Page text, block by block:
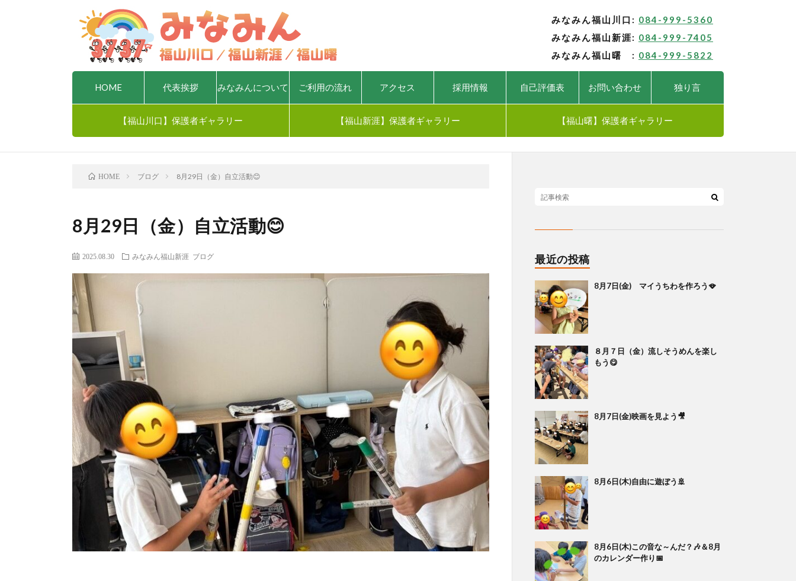
みなみん福山川口: 084-999-5360
みなみん福山新涯: 084-999-7405
みなみん福山曙 : 084-999-5822
HOME 代表挨拶 みなみんについて ご利用の流れ アクセス 採用情報 自己評価表 お問い合わせ 独り言
【福山川口】保護者ギャラリー 【福山新涯】保護者ギャラリー 【福山曙】保護者ギャラリー
HOME ブログ 8月29日（金）自立活動😊
8月29日（金）自立活動😊
2025.08.30 みなみん福山新涯 ブログ 最近の投稿
8月7日(金) マイうちわを作ろう🪭
８月７日（金）流しそうめんを楽し
もう😋
8月7日(金)映画を見よう🎥
8月6日(木)自由に遊ぼう🚢
8月6日(木)この音な～んだ？🎶＆8月
のカレンダー作り📅